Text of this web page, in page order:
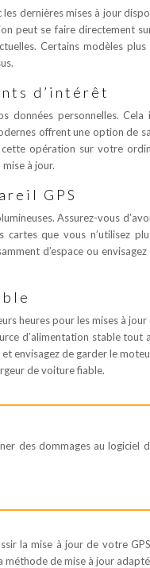
dernières mises à jour
peut se faire directement
Certains modèles
d’intérêt
données personnelles.
offrent une option de
opération sur votre
à jour.
GPS
Assurez-vous
cartes que vous n’utilisez
d’espace ou
heures pour les mises à
d’alimentation stable tout
envisagez de garder le
de voiture fiable.
des dommages au logiciel
la mise à jour de votre
méthode de mise à jour